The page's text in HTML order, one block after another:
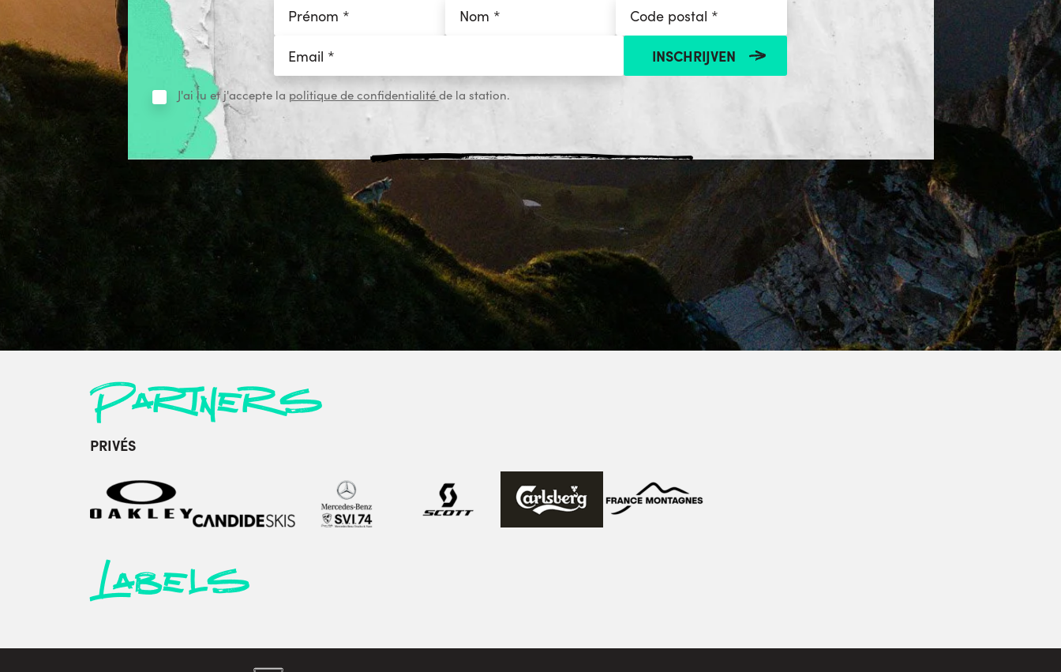
J'ai lu et j'accepte la politique de confidentialité de la station.
Partners
PRIVÉS
Labels